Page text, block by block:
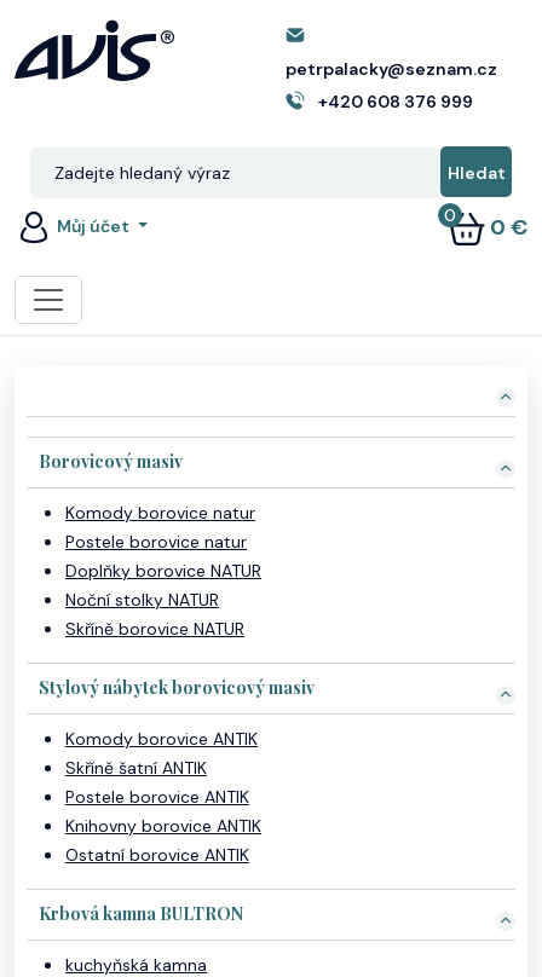
petrpalacky@seznam.cz
+420 608 376 999
Můj účet 0 €
0
Borovicový masiv
Komody borovice natur
Postele borovice natur
Doplňky borovice NATUR
Noční stolky NATUR
Skříně borovice NATUR
Stylový nábytek borovicový masiv
Komody borovice ANTIK
Skříně šatní ANTIK
Postele borovice ANTIK
Knihovny borovice ANTIK
Ostatní borovice ANTIK
Krbová kamna BULTRON
kuchyňská kamna